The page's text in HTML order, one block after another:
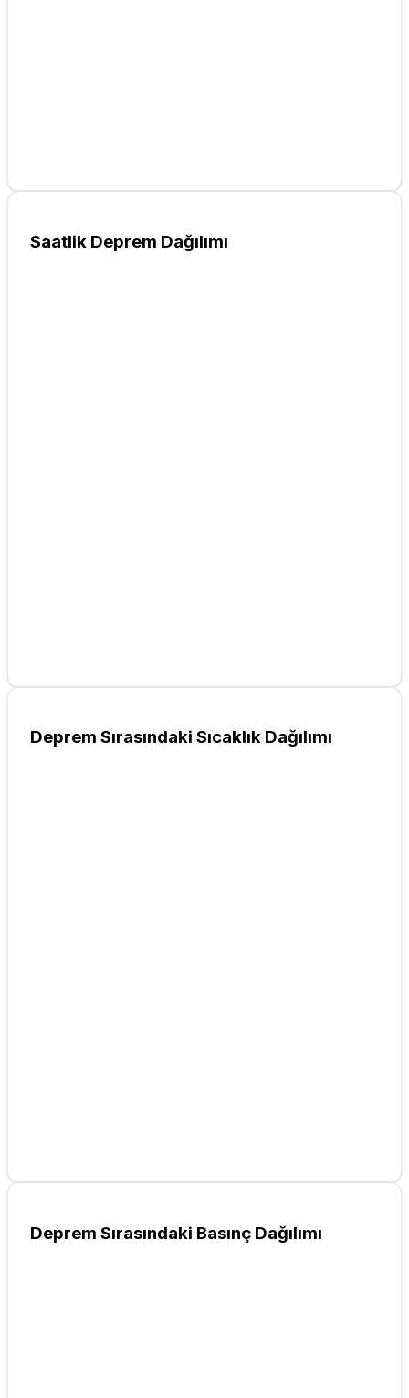
Saatlik Deprem Dağılımı
Deprem Sırasındaki Sıcaklık Dağılımı
Deprem Sırasındaki Basınç Dağılımı